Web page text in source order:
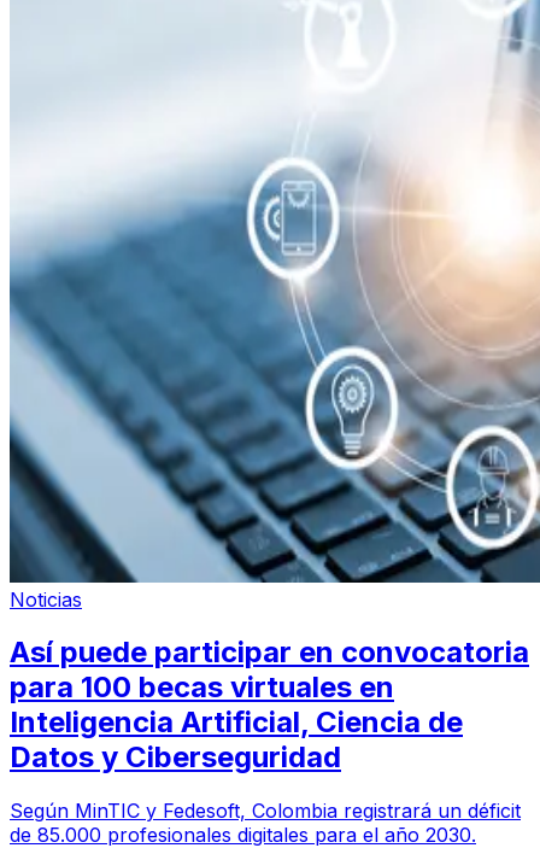
Noticias
Así puede participar en convocatoria
para 100 becas virtuales en
Inteligencia Artificial, Ciencia de
Datos y Ciberseguridad
Según MinTIC y Fedesoft, Colombia registrará un déficit
de 85.000 profesionales digitales para el año 2030.